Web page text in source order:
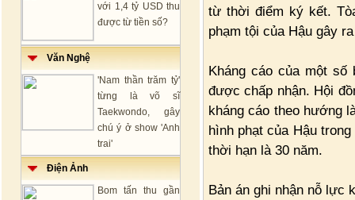
với 1,4 tỷ USD thu
được từ tiền số?
Văn Nghệ
'Nam thần trăm tỷ'
từng là võ sĩ
Taekwondo, gây
chú ý ở show 'Anh
trai'
Điện Ảnh
Bom tấn thu gần
từ thời điểm ký kết.
phạm tội của Hậu gây
Kháng cáo của một số
được chấp nhận. Hội
kháng cáo theo hướng
hình phạt của Hậu
thời hạn là 30 năm.
Bản án ghi nhận nỗ lực